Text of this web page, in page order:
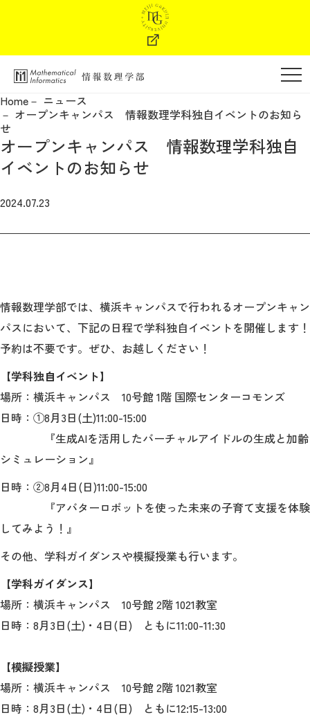
よくあるご質問 サイトマップ
アクセス
学部の特色
学部長メッセージ
教育・カリキュラム
教員紹介
入試情報
情報数理科学研究所
大学院
Home
ニュース
オープンキャンパス 情報数理学科独自イベントのお知ら
せ
オープンキャンパス 情報数理学科独自
イベントのお知らせ
2024.07.23
情報数理学部では、横浜キャンパスで行われるオープンキャン
パスにおいて、下記の日程で学科独自イベントを開催します！
予約は不要です。ぜひ、お越しください！
【学科独自イベント】
場所： 横浜キャンパス 10号館 1階 国際センターコモンズ
日時： ①8月3日(土)11:00-15:00
『生成AIを活用したバーチャルアイドルの生成と加齢
シミュレーション』
日時：②8月4日(日)11:00-15:00
『アバターロボットを使った未来の子育て支援を体験
してみよう！』
その他、学科ガイダンスや模擬授業も行います。
【学科ガイダンス】
場所：横浜キャンパス 10号館 2階 1021教室
日時：8月3日(土)・4日(日) ともに11:00-11:30
【模擬授業】
場所：横浜キャンパス 10号館 2階 1021教室
日時： 8月3日(土)・4日(日) ともに12:15-13:00